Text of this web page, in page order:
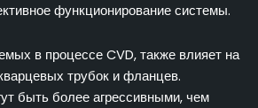
функционирование системы.
в процессе CVD, также влияет на
трубок и фланцев.
быть более агрессивными, чем